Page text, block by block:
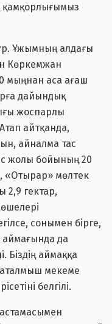
қамқорлығымыз
Ұжымның алдағы
Көркемжан
мыңнан аса ағаш
дайындық
жоспарлы
айтқанда,
айналма тас
жолы бойының 20
«Отырар» мөлтек
2,9 гектар,
сонымен бірге,
да
Біздің аймаққа
аталмыш мекеме
белгілі.